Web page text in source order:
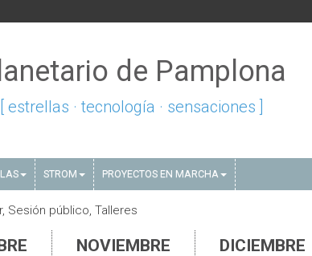
de Pamplona
[ estrellas · tecnología · sensaciones ]
STROM PROYECTOS EN MARCHA
Sesión público, Talleres
NOVIEMBRE DICIEMBRE